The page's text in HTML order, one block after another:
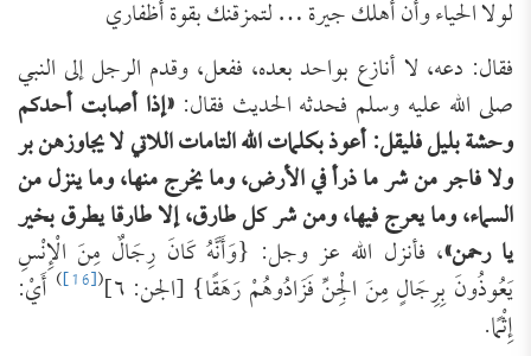
لولا الحياء وأن أهلك جيرة … لتمزقنك بقوة أظفاري
فقال: دعه، لا أنازع بواحد بعده، ففعل، وقدم الرجل إلى النبي
صلى الله عليه وسلم فحدثه الحديث فقال:«إذا أصابت أحدكم
وحشة بليل فليقل: أعوذ بكلمات الله التامات اللاتي لا يجاوزهن بر
ولا فاجر من شر ما ذرأ في الأرض، وما يخرج منها، وما ينزل من
السماء، وما يعرج فيها، ومن شر كل طارق، إلا طارقا يطرق بخير
يا رحمن»، فأنزل الله عز وجل: {وَأَنَّهُ كَانَ رِجَالٌ مِنَ الْإِنْسِ
يَعُوذُونَ بِرِجَالٍ مِنَ الْجِنِّ فَزَادُوهُمْ رَهَقًا} [الجن: ٦] (
[16]
) أَيْ:
إِثْمًا.